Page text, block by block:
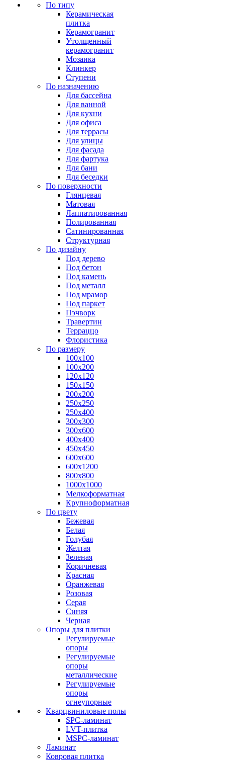
По типу
Керамическая
плитка
Керамогранит
Утолщенный
керамогранит
Мозаика
Клинкер
Ступени
По назначению
Для бассейна
Для ванной
Для кухни
Для офиса
Для террасы
Для улицы
Для фасада
Для фартука
Для бани
Для беседки
По поверхности
Глянцевая
Матовая
Лаппатированная
Полированная
Сатинированная
Структурная
По дизайну
Под дерево
Под бетон
Под камень
Под металл
Под мрамор
Под паркет
Пэчворк
Травертин
Терраццо
Флористика
По размеру
100х100
100х200
120х120
150х150
200х200
250х250
250х400
300х300
300х600
400х400
450х450
600х600
600х1200
800х800
1000х1000
Мелкоформатная
Крупноформатная
По цвету
Бежевая
Белая
Голубая
Желтая
Зеленая
Коричневая
Красная
Оранжевая
Розовая
Серая
Синяя
Черная
Опоры для плитки
Регулируемые
опоры
Регулируемые
опоры
металлические
Регулируемые
опоры
огнеупорные
Кварцвиниловые полы
SPC-ламинат
LVT-плитка
MSPC-ламинат
Ламинат
Ковровая плитка